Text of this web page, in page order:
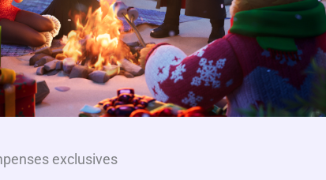
exclusives